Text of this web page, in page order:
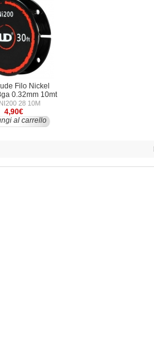
Filo Nickel
0.32mm 10mt
28 10M
4,90€
al carrello